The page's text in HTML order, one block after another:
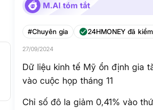
M.AI tóm tắt
#Chuyên gia 24HMONEY đã
27/09/2024
Dữ liệu kinh tế Mỹ ổn định gia
vào cuộc họp tháng 11
Chỉ số đô la giảm 0,41% vào